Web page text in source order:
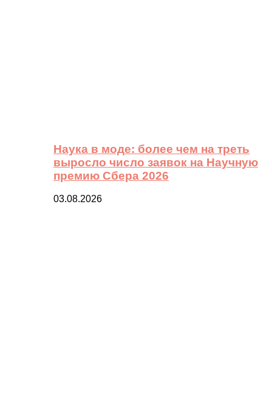
Наука в моде: более чем на треть
выросло число заявок на Научную
премию Сбера 2026
03.08.2026